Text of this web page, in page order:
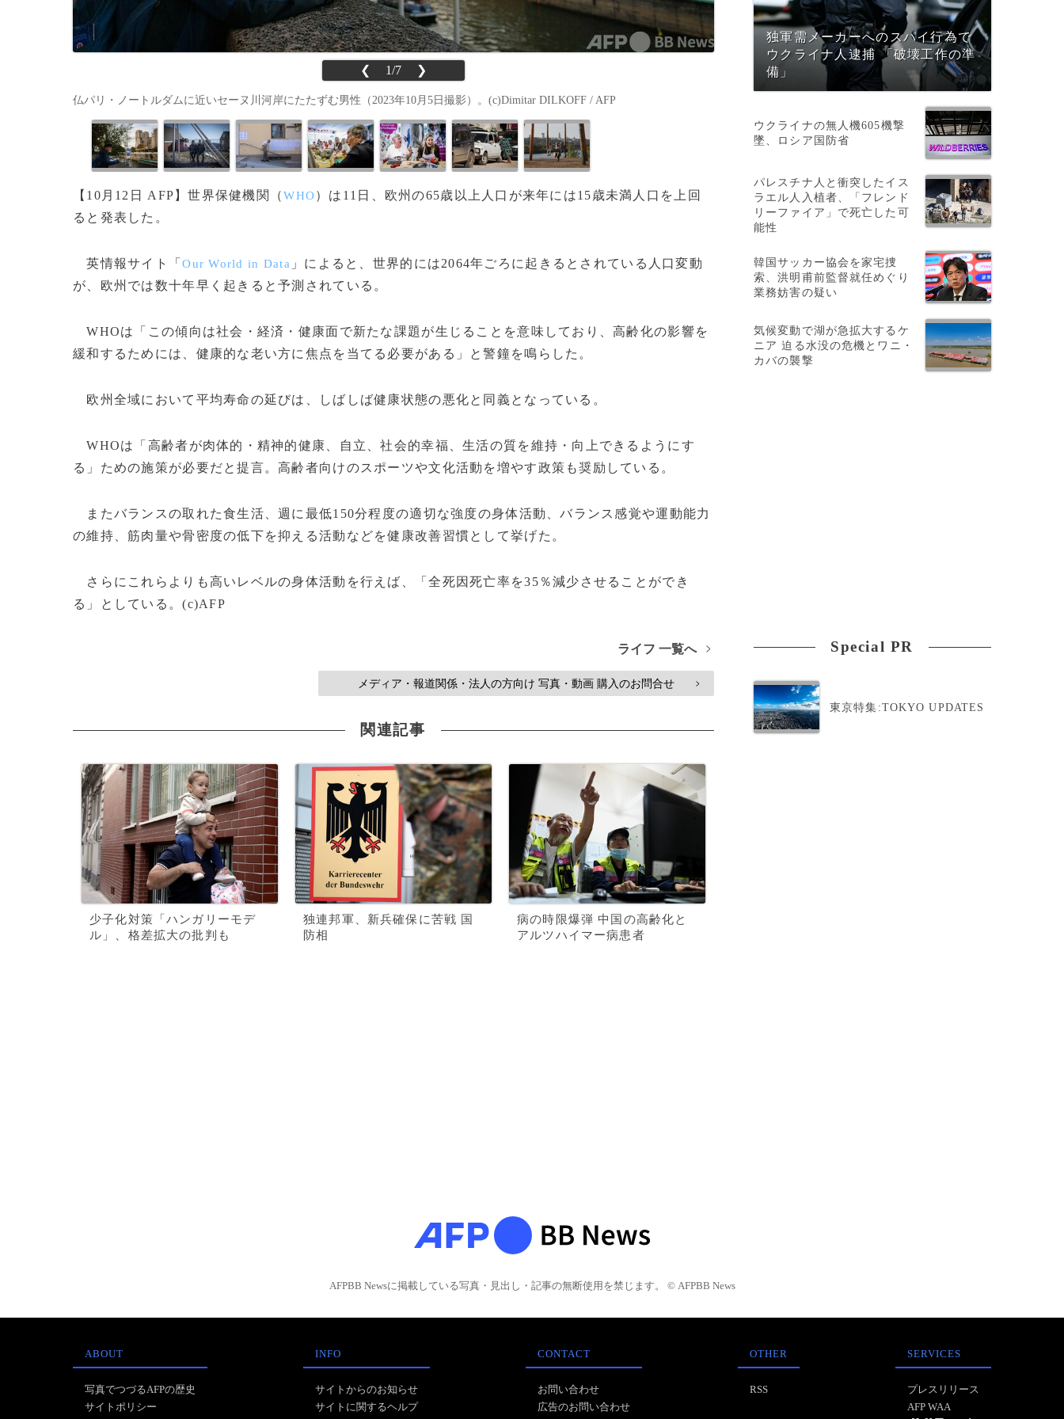
❮ 1/7 ❯
仏パリ・ノートルダムに近いセーヌ川河岸にたたずむ男性（2023年10月5日撮影）。(c)Dimitar DILKOFF / AFP
【10月12日 AFP】世界保健機関（WHO）は11日、欧州の65歳以上人口が来年には15歳未満人口を上回
ると発表した。
英情報サイト「Our World in Data 」によると、世界的には2064年ごろに起きるとされている人口変動
が、欧州では数十年早く起きると予測されている。
WHOは「この傾向は社会・経済・健康面で新たな課題が生じることを意味しており、高齢化の影響を
緩和するためには、健康的な老い方に焦点を当てる必要がある」と警鐘を鳴らした。
欧州全域において平均寿命の延びは、しばしば健康状態の悪化と同義となっている。
WHOは「高齢者が肉体的・精神的健康、自立、社会的幸福、生活の質を維持・向上できるようにす
る」ための施策が必要だと提言。高齢者向けのスポーツや文化活動を増やす政策も奨励している。
またバランスの取れた食生活、週に最低150分程度の適切な強度の身体活動、バランス感覚や運動能力
の維持、筋肉量や骨密度の低下を抑える活動などを健康改善習慣として挙げた。
さらにこれらよりも高いレベルの身体活動を行えば、「全死因死亡率を35％減少させることができ
る」としている。(c)AFP
ライフ 一覧へ >
メディア・報道関係・法人の方向け 写真・動画 購入のお問合せ >
関連記事
少子化対策「ハンガリーモデ
ル」、格差拡大の批判も
独連邦軍、新兵確保に苦戦 国
防相
病の時限爆弾 中国の高齢化と
アルツハイマー病患者
独軍需メーカーへのスパイ行為で
ウクライナ人逮捕 「破壊工作の準
備」
ウクライナの無人機605機撃
墜、ロシア国防省
パレスチナ人と衝突したイス
ラエル人入植者、「フレンド
リーファイア」で死亡した可
能性
韓国サッカー協会を家宅捜
索、洪明甫前監督就任めぐり
業務妨害の疑い
気候変動で湖が急拡大するケ
ニア 迫る水没の危機とワニ・
カバの襲撃
Special PR
東京特集:TOKYO UPDATES
AFPBB Newsに掲載している写真・見出し・記事の無断使用を禁じます。 © AFPBB News
ABOUT
写真でつづるAFPの歴史
サイトポリシー
INFO
サイトからのお知らせ
サイトに関するヘルプ
CONTACT
お問い合わせ
広告のお問い合わせ
OTHER
RSS
SERVICES
プレスリリース
AFP WAA